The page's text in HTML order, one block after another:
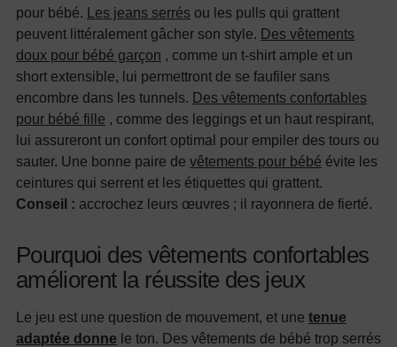
pour bébé. Les jeans serrés ou les pulls qui grattent
peuvent littéralement gâcher son style. Des vêtements
doux pour bébé garçon , comme un t-shirt ample et un
short extensible, lui permettront de se faufiler sans
encombre dans les tunnels. Des vêtements confortables
pour bébé fille , comme des leggings et un haut respirant,
lui assureront un confort optimal pour empiler des tours ou
sauter. Une bonne paire de vêtements pour bébé évite les
ceintures qui serrent et les étiquettes qui grattent.
Conseil : accrochez leurs œuvres ; il rayonnera de fierté.
Pourquoi des vêtements confortables
améliorent la réussite des jeux
Le jeu est une question de mouvement, et une tenue
adaptée donne le ton. Des vêtements de bébé trop serrés